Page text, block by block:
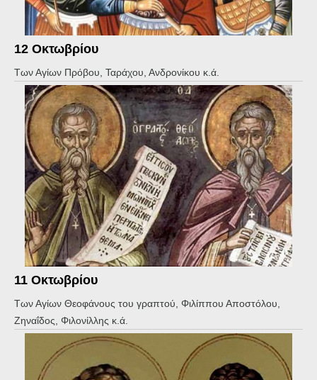
12 Οκτωβρίου
Των Αγίων Πρόβου, Ταράχου, Ανδρονίκου κ.ά.
11 Οκτωβρίου
Των Αγίων Θεοφάνους του γραπτού, Φιλίππου Αποστόλου,
Ζηναΐδος, Φιλονίλλης κ.ά.